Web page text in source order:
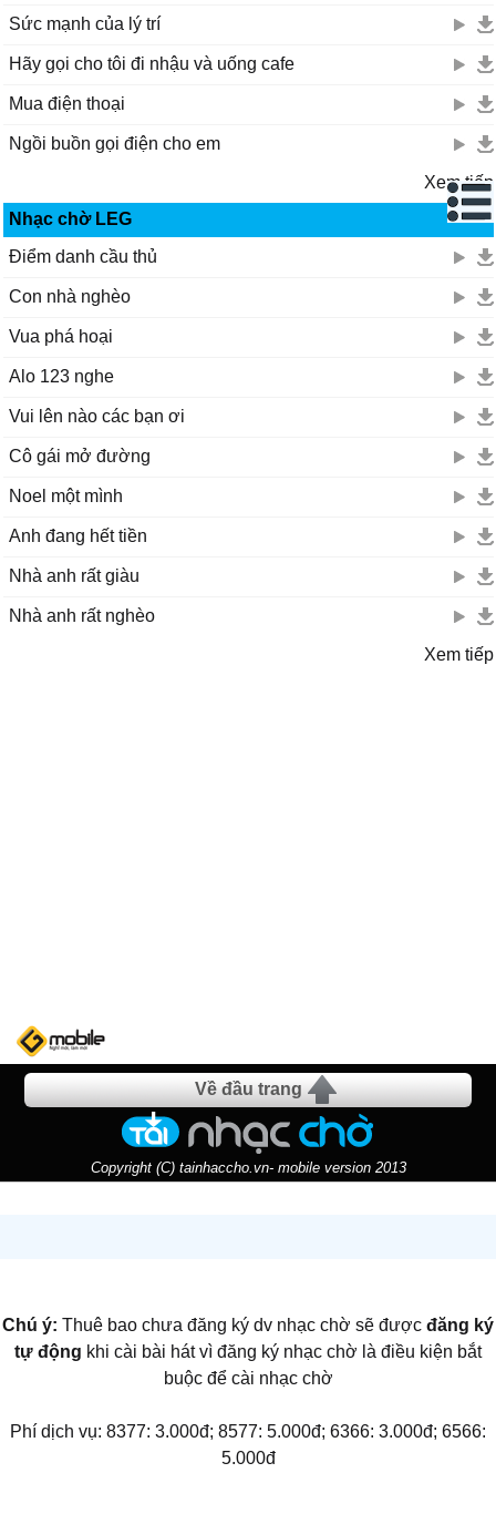
Sức mạnh của lý trí
Hãy gọi cho tôi đi nhậu và uống cafe
Mua điện thoại
Ngồi buồn gọi điện cho em
Xem tiếp
Nhạc chờ LEG
Điểm danh cầu thủ
Con nhà nghèo
Vua phá hoại
Alo 123 nghe
Vui lên nào các bạn ơi
Cô gái mở đường
Noel một mình
Anh đang hết tiền
Nhà anh rất giàu
Nhà anh rất nghèo
Xem tiếp
Về đầu trang
Copyright (C) tainhaccho.vn- mobile version 2013
Chú ý: Thuê bao chưa đăng ký dv nhạc chờ sẽ được đăng ký
tự động khi cài bài hát vì đăng ký nhạc chờ là điều kiện bắt
buộc để cài nhạc chờ
Phí dịch vụ: 8377: 3.000đ; 8577: 5.000đ; 6366: 3.000đ; 6566:
5.000đ